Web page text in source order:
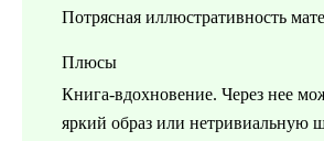
Потрясная иллюстративность
Плюсы
Книга-вдохновение. Через нее
яркий образ или нетривиальную